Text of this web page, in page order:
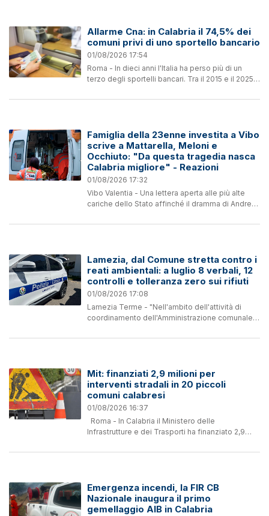
Allarme Cna: in Calabria il 74,5% dei
comuni privi di uno sportello bancario
01/08/2026 17:54
Roma - In dieci anni l'Italia ha perso più di un
terzo degli sportelli bancari. Tra il 2015 e il 2025
oltre 11mila presìdi in meno, con una...
Famiglia della 23enne investita a Vibo
scrive a Mattarella, Meloni e
Occhiuto: "Da questa tragedia nasca
Calabria migliore" - Reazioni
01/08/2026 17:32
Vibo Valentia - Una lettera aperta alle più alte
cariche dello Stato affinché il dramma di Andrea
diventi il punto di partenza per un cambiamento
Lamezia, dal Comune stretta contro i
reati ambientali: a luglio 8 verbali, 12
controlli e tolleranza zero sui rifiuti
01/08/2026 17:08
Lamezia Terme - "Nell'ambito dell'attività di
coordinamento dell'Amministrazione comunale,
indirizzi operativi, si è svolta ieri una riunione...
Mit: finanziati 2,9 milioni per
interventi stradali in 20 piccoli
comuni calabresi
01/08/2026 16:37
Roma - In Calabria il Ministero delle
Infrastrutture e dei Trasporti ha finanziato 2,9
misura riguarda lo scorrimento della graduatoria
Emergenza incendi, la FIR CB
Nazionale inaugura il primo
gemellaggio AIB in Calabria